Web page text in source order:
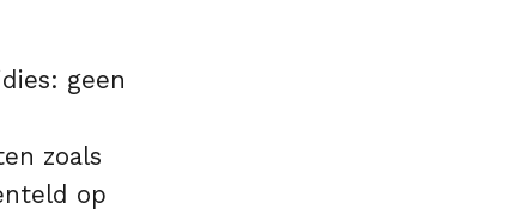
geen
zoals
op